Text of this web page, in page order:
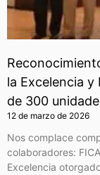
la Excelencia
de 300
12 de marzo de 2026
Nos complace
colaboradores:
Excelencia